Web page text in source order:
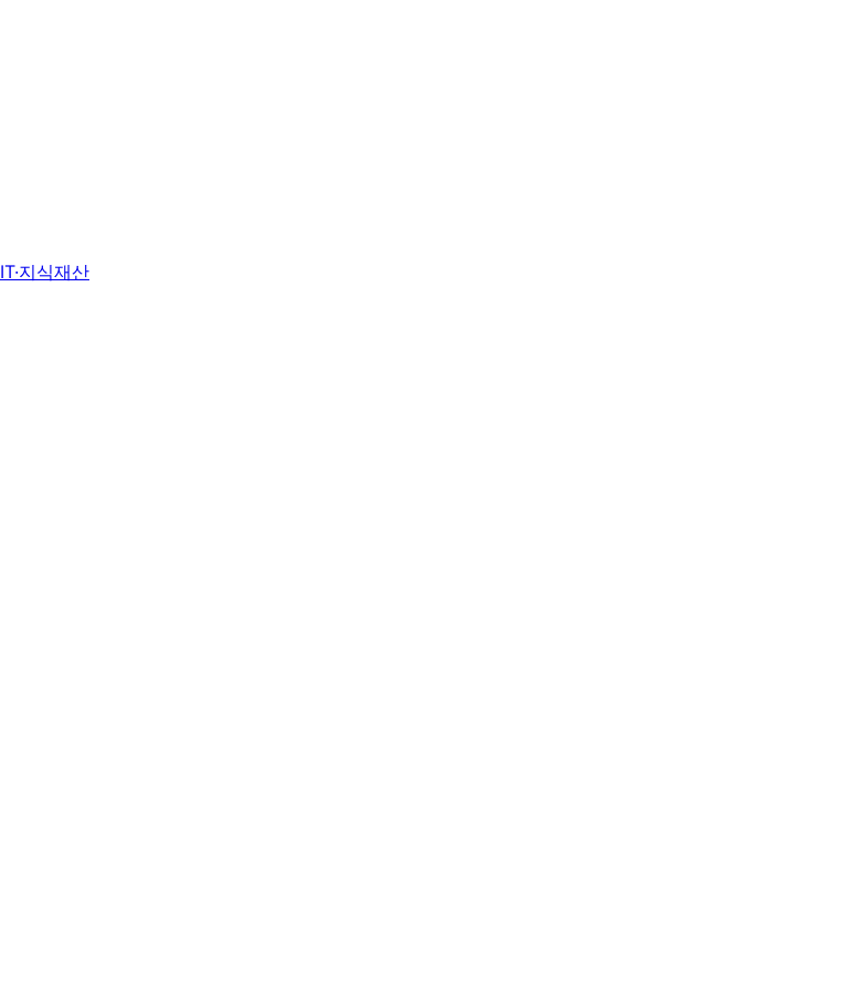
IT·지식재산